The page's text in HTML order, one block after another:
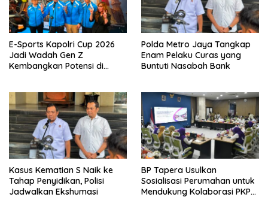
E-Sports Kapolri Cup 2026
Jadi Wadah Gen Z
Kembangkan Potensi di
Polda Metro Jaya Tangkap
Enam Pelaku Curas yang
Buntuti Nasabah Bank
Kasus Kematian S Naik ke
Tahap Penyidikan, Polisi
Jadwalkan Ekshumasi
BP Tapera Usulkan
Sosialisasi Perumahan untuk
Mendukung Kolaborasi PKP